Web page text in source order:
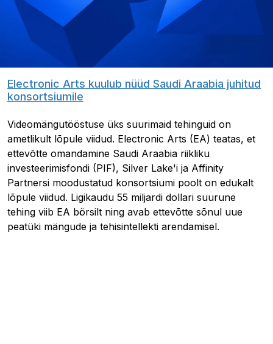
Electronic Arts kuulub nüüd Saudi Araabia juhitud
konsortsiumile
Videomängutööstuse üks suurimaid tehinguid on
ametlikult lõpule viidud. Electronic Arts (EA) teatas, et
ettevõtte omandamine Saudi Araabia riikliku
investeerimisfondi (PIF), Silver Lake'i ja Affinity
Partnersi moodustatud konsortsiumi poolt on edukalt
lõpule viidud. Ligikaudu 55 miljardi dollari suurune
tehing viib EA börsilt ning avab ettevõtte sõnul uue
peatüki mängude ja tehisintellekti arendamisel.